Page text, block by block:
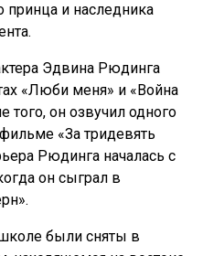
принца и наследника
Эдвина Рюдинга
«Люби меня» и «Война
он озвучил одного
«За тридевять
Рюдинга началась с
он сыграл в
были сняты в